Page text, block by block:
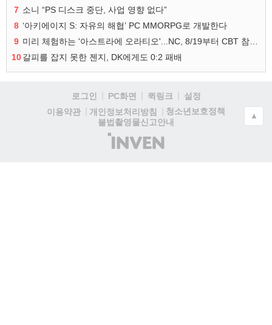
7 소니 “PS 디스크 중단, 사업 영향 없다”
8 ‘아키에이지 S: 자유의 해협’ PC MMORPG로 개발한다
9
10갈피를 잡지 못한 젠지, DK에게도 0:2 패배
로그인 PC화면 퀵링크
설정
이용약관
개인정보처리방침
청소년보호정책
불법촬영물신고안내
(주)
인
▲